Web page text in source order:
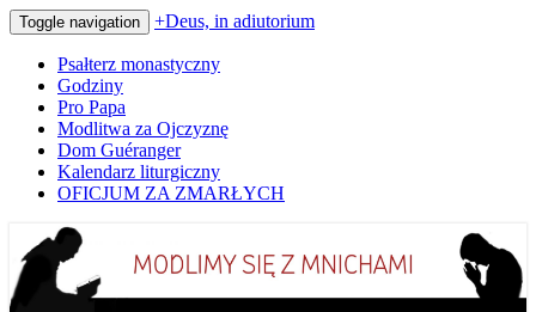
Toggle navigation +Deus, in adiutorium
Psałterz monastyczny
Godziny
Pro Papa
Modlitwa za Ojczyznę
Dom Guéranger
Kalendarz liturgiczny
OFICJUM ZA ZMARŁYCH
+Deus, in adiutorium
Codziennie modlimy się z mnichami